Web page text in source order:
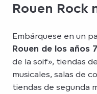
Rouen Rock
Embárquese en un
Rouen de los años
de la soif», tiendas
musicales, salas de
tiendas de segunda